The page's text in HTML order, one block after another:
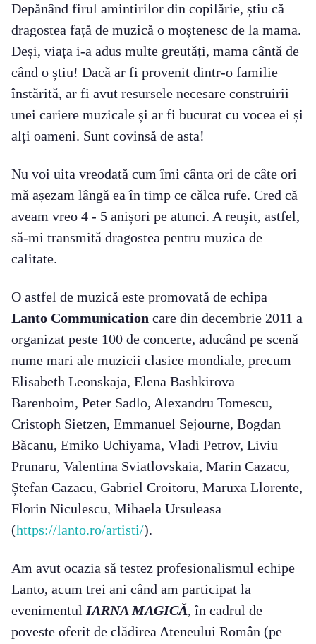
Depănând firul amintirilor din copilărie, știu că
dragostea față de muzică o moștenesc de la mama.
Deși, viața i-a adus multe greutăți, mama cântă de
când o știu! Dacă ar fi provenit dintr-o familie
înstărită, ar fi avut resursele necesare construirii
unei cariere muzicale și ar fi bucurat cu vocea ei și
alți oameni. Sunt covinsă de asta!
Nu voi uita vreodată cum îmi cânta ori de câte ori
mă așezam lângă ea în timp ce călca rufe. Cred că
aveam vreo 4 - 5 anișori pe atunci. A reușit, astfel,
să-mi transmită dragostea pentru muzica de
calitate.
O astfel de muzică este promovată de echipa
Lanto Communication care din decembrie 2011 a
organizat peste 100 de concerte, aducând pe scenă
nume mari ale muzicii clasice mondiale, precum
Elisabeth Leonskaja, Elena Bashkirova
Barenboim, Peter Sadlo, Alexandru Tomescu,
Cristoph Sietzen, Emmanuel Sejourne, Bogdan
Băcanu, Emiko Uchiyama, Vladi Petrov, Liviu
Prunaru, Valentina Sviatlovskaia, Marin Cazacu,
Ștefan Cazacu, Gabriel Croitoru, Maruxa Llorente,
Florin Niculescu, Mihaela Ursuleasa
(https://lanto.ro/artisti/).
Am avut ocazia să testez profesionalismul echipe
Lanto, acum trei ani când am participat la
evenimentul IARNA MAGICĂ, în cadrul de
poveste oferit de clădirea Ateneului Român (pe